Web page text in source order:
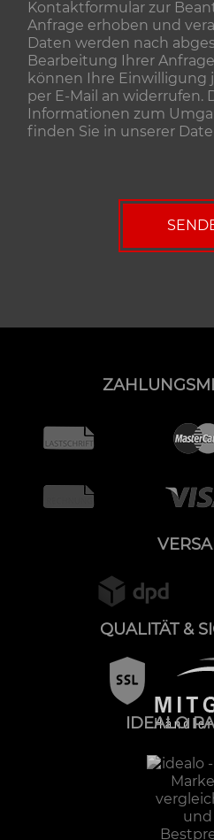
Kontaktformular zur
Anfrage erhoben und
Daten werden nach
Bearbeitung Ihrer
können Ihre Einwilligung
per E-Mail an widerrufen.
Informationen zum
finden Sie in unserer
QUALITÄT &
IDEALO